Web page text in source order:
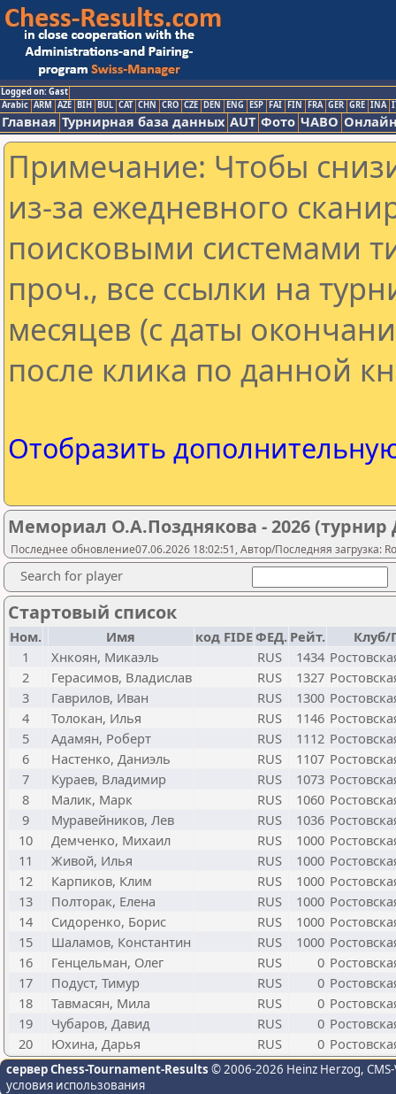
Logged on: Gast
Arabic ARM AZE BIH BUL CAT CHN CRO CZE DEN ENG ESP FAI FIN FRA GER GRE INA
Главная Турнирная база данных AUT Фото ЧАВО
Примечание: Чтобы
из-за ежедневного
поисковыми системами
проч., все ссылки на
месяцев (с даты
после клика по данной
Отобразить
Мемориал О.А.Позднякова - 2026 (турнир
Последнее обновление07.06.2026 18:02:51, Автор/Последняя загрузка:
Search for player
Стартовый список
Ном. Имя код FIDEФЕД. Рейт.
Клуб/
1
Хнкоян, Микаэль RUS 1434
2
Герасимов, Владислав RUS 1327
3
Гаврилов, Иван RUS 1300
4
Толокан, Илья RUS 1146
5
Адамян, Роберт RUS 1112
6
Настенко, Даниэль RUS 1107
7
Кураев, Владимир RUS 1073
8
Малик, Марк RUS 1060
9
Муравейников, Лев RUS 1036
10
Демченко, Михаил RUS 1000
11
Живой, Илья RUS 1000
12
Карпиков, Клим RUS 1000
13
Полторак, Елена RUS 1000
14
Сидоренко, Борис RUS 1000
15
Шаламов, Константин RUS 1000
16
Генцельман, Олег RUS 0
17
Подуст, Тимур RUS 0
18
Тавмасян, Мила RUS 0
19
Чубаров, Давид RUS 0
20
Юхина, Дарья RUS 0
сервер Chess-Tournament-Results © 2006-2026 Heinz Herzog,
условия использования